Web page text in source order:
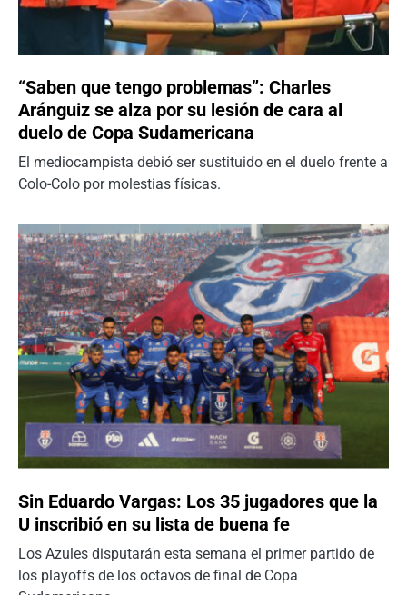
“Saben que tengo problemas”: Charles
Aránguiz se alza por su lesión de cara al
duelo de Copa Sudamericana
El mediocampista debió ser sustituido en el duelo frente a
Colo-Colo por molestias físicas.
Sin Eduardo Vargas: Los 35 jugadores que la
U inscribió en su lista de buena fe
Los Azules disputarán esta semana el primer partido de
los playoffs de los octavos de final de Copa